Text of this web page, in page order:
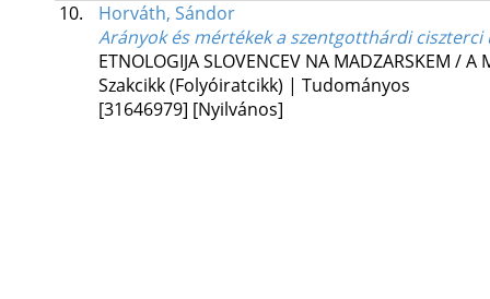
10.
Horváth, Sándor
Arányok és mértékek a szentgotthárdi
ETNOLOGIJA SLOVENCEV NA MADZARSKEM / A
Szakcikk (Folyóiratcikk) | Tudományos
[31646979] [Nyilvános]